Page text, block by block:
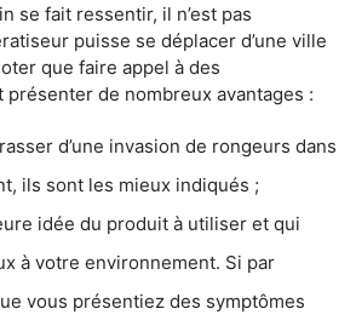
se fait ressentir, il n’est pas
puisse se déplacer d’une ville
que faire appel à des
de nombreux avantages :
d’une invasion de rongeurs dans
ils sont les mieux indiqués ;
idée du produit à utiliser et qui
à votre environnement. Si par
vous présentiez des symptômes